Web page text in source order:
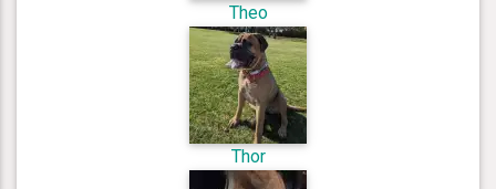
Theo
Thor